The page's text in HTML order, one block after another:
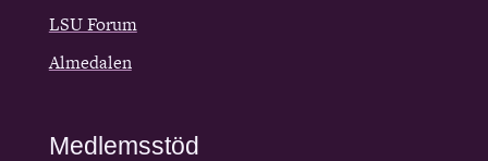
LSU Forum
Almedalen
Medlemsstöd